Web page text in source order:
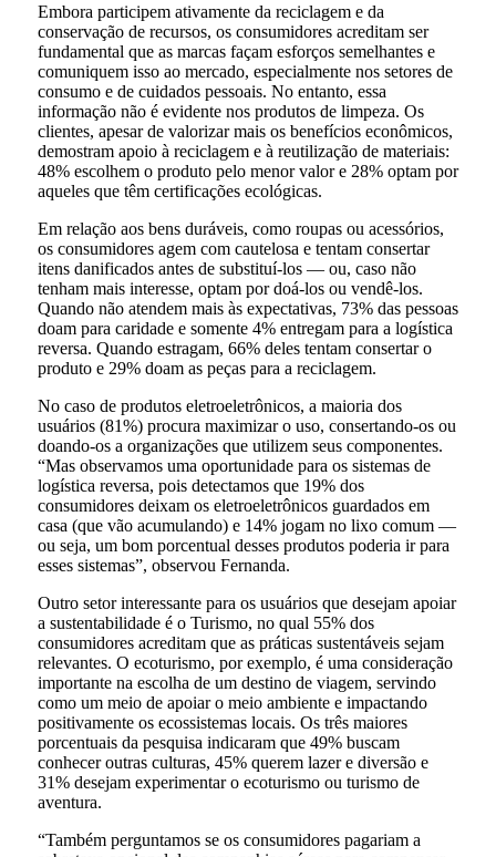
Embora participem ativamente da reciclagem e da
conservação de recursos, os consumidores acreditam ser
fundamental que as marcas façam esforços semelhantes e
comuniquem isso ao mercado, especialmente nos setores de
consumo e de cuidados pessoais. No entanto, essa
informação não é evidente nos produtos de limpeza. Os
clientes, apesar de valorizar mais os benefícios econômicos,
demostram apoio à reciclagem e à reutilização de materiais:
48% escolhem o produto pelo menor valor e 28% optam por
aqueles que têm certificações ecológicas.
Em relação aos bens duráveis, como roupas ou acessórios,
os consumidores agem com cautelosa e tentam consertar
itens danificados antes de substituí-los — ou, caso não
tenham mais interesse, optam por doá-los ou vendê-los.
Quando não atendem mais às expectativas, 73% das pessoas
doam para caridade e somente 4% entregam para a logística
reversa. Quando estragam, 66% deles tentam consertar o
produto e 29% doam as peças para a reciclagem.
No caso de produtos eletroeletrônicos, a maioria dos
usuários (81%) procura maximizar o uso, consertando-os ou
doando-os a organizações que utilizem seus componentes.
“Mas observamos uma oportunidade para os sistemas de
logística reversa, pois detectamos que 19% dos
consumidores deixam os eletroeletrônicos guardados em
casa (que vão acumulando) e 14% jogam no lixo comum —
ou seja, um bom porcentual desses produtos poderia ir para
esses sistemas”, observou Fernanda.
Outro setor interessante para os usuários que desejam apoiar
a sustentabilidade é o Turismo, no qual 55% dos
consumidores acreditam que as práticas sustentáveis sejam
relevantes. O ecoturismo, por exemplo, é uma consideração
importante na escolha de um destino de viagem, servindo
como um meio de apoiar o meio ambiente e impactando
positivamente os ecossistemas locais. Os três maiores
porcentuais da pesquisa indicaram que 49% buscam
conhecer outras culturas, 45% querem lazer e diversão e
31% desejam experimentar o ecoturismo ou turismo de
aventura.
“Também perguntamos se os consumidores pagariam a